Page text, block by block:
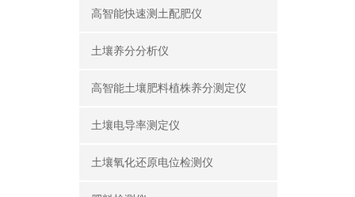
高智能快速测土配肥仪
土壤养分分析仪
高智能土壤肥料植株养分测定仪
土壤电导率测定仪
土壤氧化还原电位检测仪